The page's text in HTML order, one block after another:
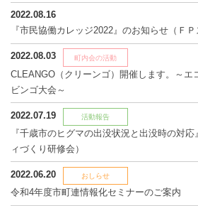
2022.08.16
『市民協働カレッジ2022』のお知らせ（Ｆ
2022.08.03 町内会の活動
CLEANGO（クリーンゴ）開催します。～エ
ビンゴ大会～
2022.07.19 活動報告
『千歳市のヒグマの出没状況と出没時の対
ィづくり研修会）
2022.06.20 おしらせ
令和4年度市町連情報化セミナーのご案内